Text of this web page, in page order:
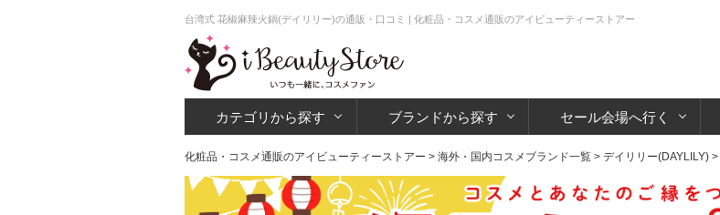
台湾式 花椒麻辣火鍋(デイリリー)の通販・口コミ | 化粧品・コスメ通販のアイビューティーストアー
カテゴリから探す ブランドから探す セール会場へ行く
化粧品・コスメ通販のアイビューティーストアー > 海外・国内コスメブランド一覧 > デイリリー(DAYLILY) >